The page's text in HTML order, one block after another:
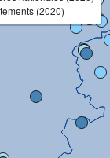
(2020)